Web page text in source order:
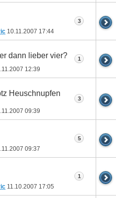
10.11.2007 17:44
3
dann lieber vier?
12:39
1
Heuschnupfen
09:39
3
09:37
5
11.10.2007 17:05
1